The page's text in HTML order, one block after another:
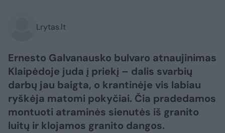
Lrytas.lt
Ernesto Galvanausko bulvaro atnaujinimas
Klaipėdoje juda į priekį – dalis svarbių
darbų jau baigta, o krantinėje vis labiau
ryškėja matomi pokyčiai. Čia pradedamos
montuoti atraminės sienutės iš granito
luitų ir klojamos granito dangos.